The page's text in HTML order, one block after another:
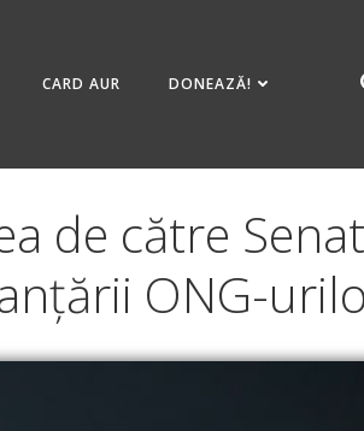
CARD AUR DONEAZĂ!
de către
ONG-